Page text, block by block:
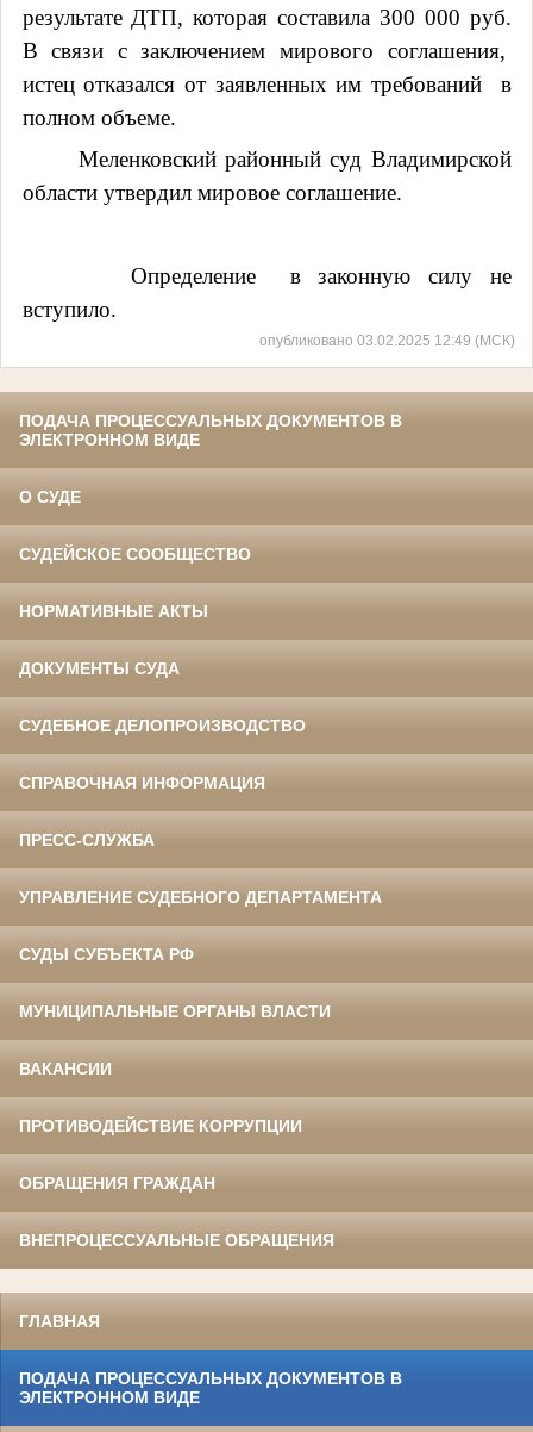
результате ДТП, которая составила 300 000 руб.
В связи с заключением мирового соглашения,
истец отказался от заявленных им требований
в
полном объеме.
Меленковский районный суд Владимирской
областиутвердил мировоесоглашение.
Определение
в законную силу не
вступило.
опубликовано 03.02.2025 12:49 (МСК)
ПОДАЧА ПРОЦЕССУАЛЬНЫХ ДОКУМЕНТОВ В
ЭЛЕКТРОННОМ ВИДЕ
О СУДЕ
СУДЕЙСКОЕ СООБЩЕСТВО
НОРМАТИВНЫЕ АКТЫ
ДОКУМЕНТЫ СУДА
СУДЕБНОЕ ДЕЛОПРОИЗВОДСТВО
СПРАВОЧНАЯ ИНФОРМАЦИЯ
ПРЕСС-СЛУЖБА
УПРАВЛЕНИЕ СУДЕБНОГО ДЕПАРТАМЕНТА
СУДЫ СУБЪЕКТА РФ
МУНИЦИПАЛЬНЫЕ ОРГАНЫ ВЛАСТИ
ВАКАНСИИ
ПРОТИВОДЕЙСТВИЕ КОРРУПЦИИ
ОБРАЩЕНИЯ ГРАЖДАН
ВНЕПРОЦЕССУАЛЬНЫЕ ОБРАЩЕНИЯ
ГЛАВНАЯ
ПОДАЧА ПРОЦЕССУАЛЬНЫХ ДОКУМЕНТОВ В
ЭЛЕКТРОННОМ ВИДЕ